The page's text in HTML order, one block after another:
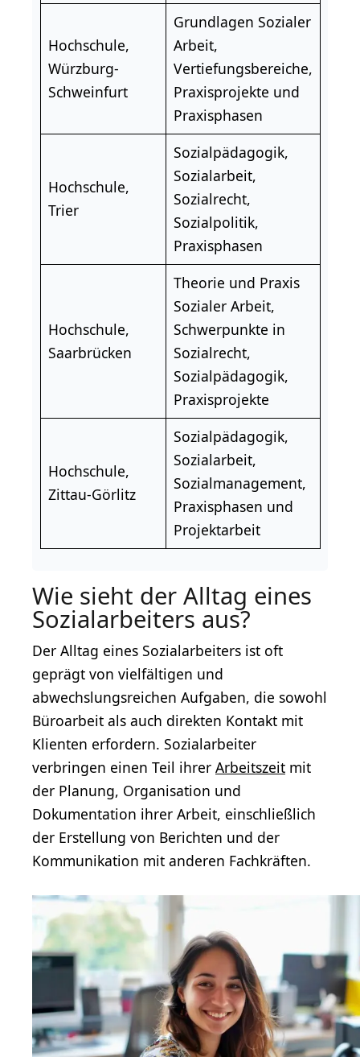
Hochschule,
Würzburg-
Schweinfurt
Grundlagen Sozialer
Arbeit,
Vertiefungsbereiche,
Praxisprojekte und
Praxisphasen
Hochschule,
Trier
Sozialpädagogik,
Sozialarbeit,
Sozialrecht,
Sozialpolitik,
Praxisphasen
Hochschule,
Saarbrücken
Theorie und Praxis
Sozialer Arbeit,
Schwerpunkte in
Sozialrecht,
Sozialpädagogik,
Praxisprojekte
Hochschule,
Zittau-Görlitz
Sozialpädagogik,
Sozialarbeit,
Sozialmanagement,
Praxisphasen und
Projektarbeit
Wie sieht der Alltag eines
Sozialarbeiters aus?
Der Alltag eines Sozialarbeiters ist oft
geprägt von vielfältigen und
abwechslungsreichen Aufgaben, die sowohl
Büroarbeit als auch direkten Kontakt mit
Klienten erfordern. Sozialarbeiter
verbringen einen Teil ihrer Arbeitszeit mit
der Planung, Organisation und
Dokumentation ihrer Arbeit, einschließlich
der Erstellung von Berichten und der
Kommunikation mit anderen Fachkräften.